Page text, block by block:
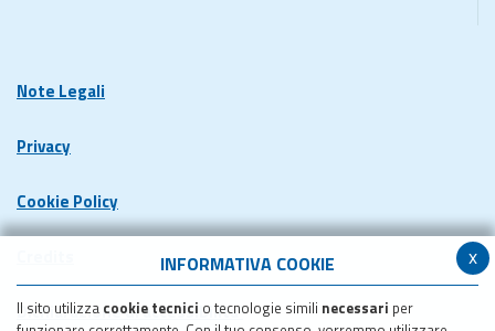
x
INFORMATIVA COOKIE
Il sito utilizza cookie tecnici o tecnologie simili necessari per
Note Legali
Privacy
Cookie Policy
Dichiarazione di accessibilita'